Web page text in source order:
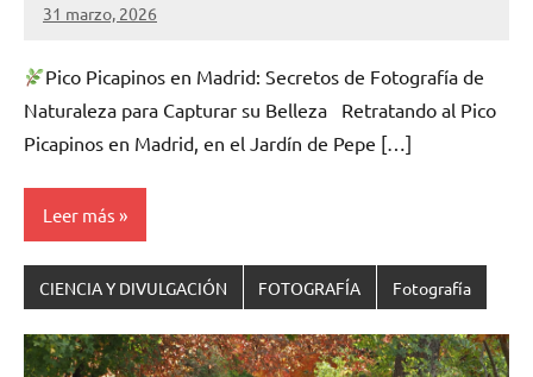
31 marzo, 2026
Cuidasdeti
1
Pico Picapinos en Madrid: Secretos de Fotografía de
Naturaleza para Capturar su Belleza Retratando al Pico
Picapinos en Madrid, en el Jardín de Pepe […]
Leer más
CIENCIA Y DIVULGACIÓN FOTOGRAFÍA Fotografía